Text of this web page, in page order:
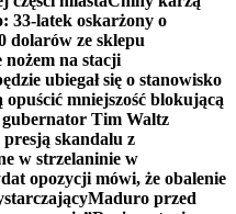
33-latek oskarżony o
dolarów ze sklepu
na stacji
ubiegał się o stanowisko
opuścić mniejszość blokującą
Tim Waltz
skandalu z
w strzelaninie w
opozycji mówi, że obalenie
Maduro przed